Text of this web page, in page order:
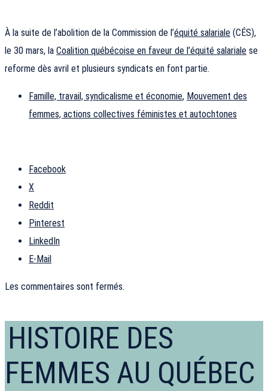
À la suite de l’abolition de la Commission de l’équité salariale (CÉS),
le 30 mars, la Coalition québécoise en faveur de l’équité salariale se
reforme dès avril et plusieurs syndicats en font partie.
Famille, travail, syndicalisme et économie, Mouvement des
femmes, actions collectives féministes et autochtones
Facebook
X
Reddit
Pinterest
LinkedIn
E-Mail
Les commentaires sont fermés.
HISTOIRE DES
FEMMES AU QUÉBEC